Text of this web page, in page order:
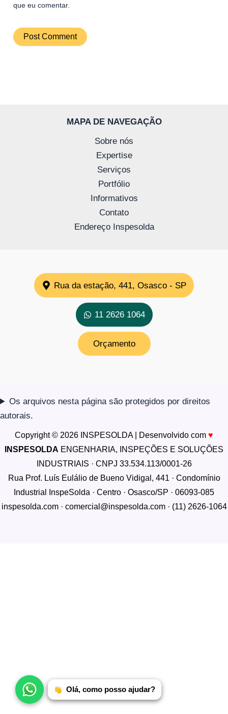
que eu comentar.
MAPA DE NAVEGAÇÃO
Sobre nós
Expertise
Serviços
Portfólio
Informativos
Contato
Endereço Inspesolda
Rua da estação, 441, Osasco - SP
11 2626 1064
Orçamento
Os arquivos nesta página são protegidos por direitos
autorais.
Copyright © 2026 INSPESOLDA | Desenvolvido com ♥
INSPESOLDA ENGENHARIA, INSPEÇÕES E SOLUÇÕES
INDUSTRIAIS · CNPJ 33.534.113/0001-26
Rua Prof. Luís Eulálio de Bueno Vidigal, 441 · Condomínio
Industrial InspeSolda · Centro · Osasco/SP · 06093-085
inspesolda.com · comercial@inspesolda.com · (11) 2626-1064
Olá, como posso ajudar?